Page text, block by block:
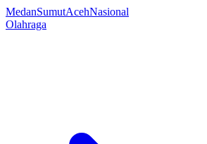
MedanSumutAcehNasional
Olahraga